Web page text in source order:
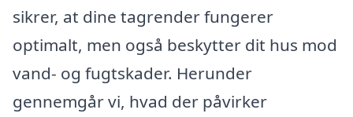
sikrer, at dine tagrender fungerer
optimalt, men også beskytter dit hus mod
vand- og fugtskader. Herunder
gennemgår vi, hvad der påvirker